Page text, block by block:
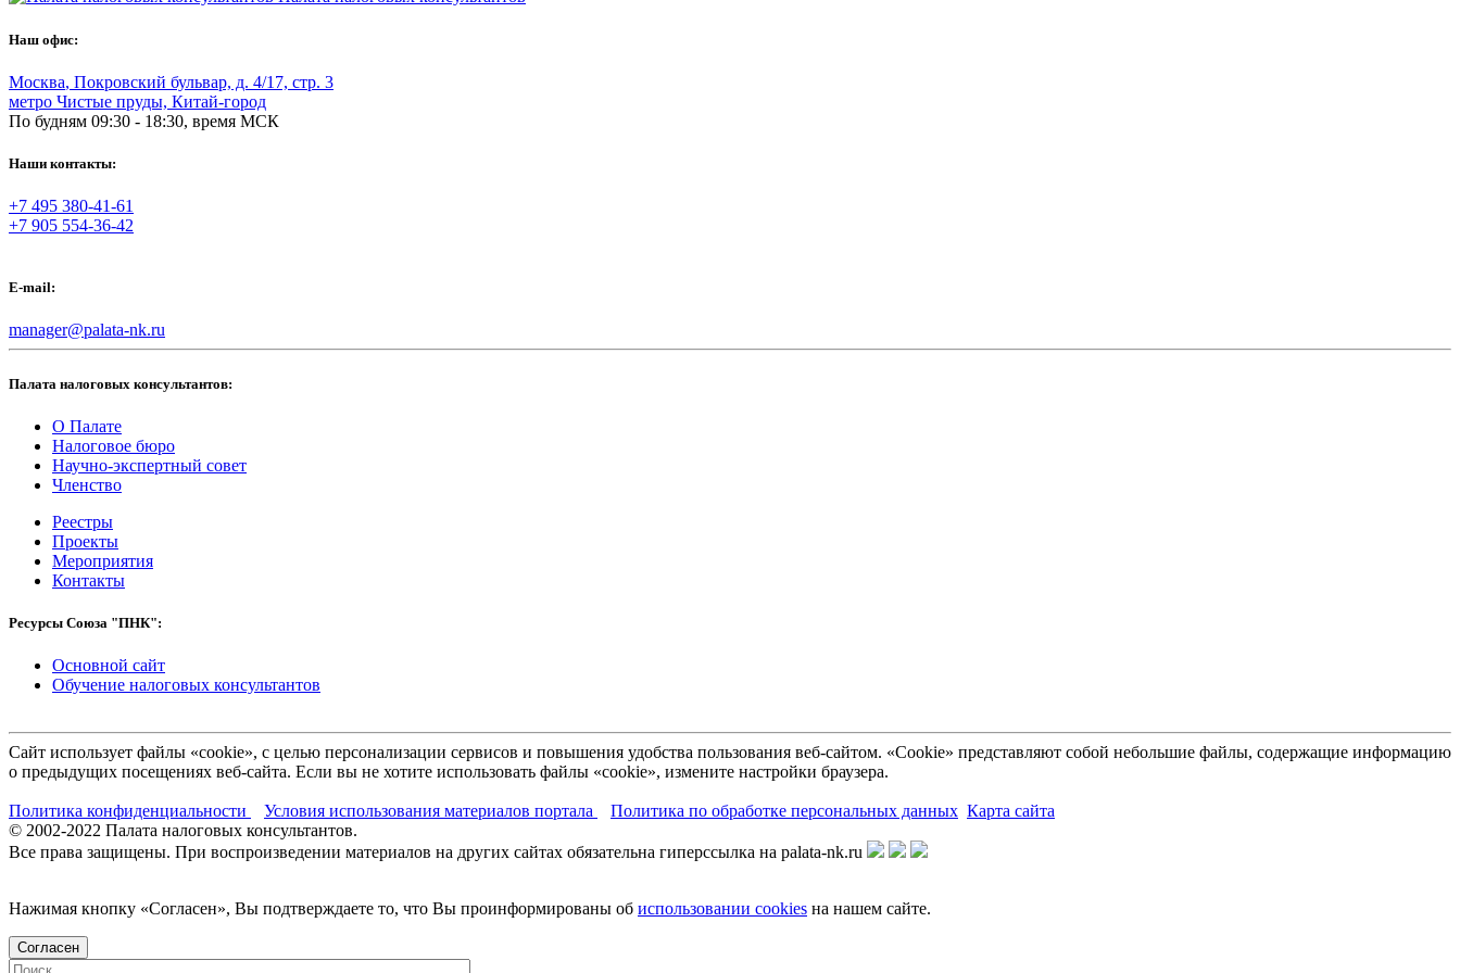
Наш офис:
Москва, Покровский бульвар, д. 4/17, стр. 3
метро Чистые пруды, Китай-город
По будням 09:30 - 18:30, время МСК
Наши контакты:
+7 495 380-41-61
+7 905 554-36-42
E-mail:
manager@palata-nk.ru
Палата налоговых консультантов:
О Палате
Налоговое бюро
Научно-экспертный совет
Членство
Реестры
Проекты
Мероприятия
Контакты
Ресурсы Союза "ПНК":
Основной сайт
Обучение налоговых консультантов
Сайт использует файлы «cookie», с целью персонализации сервисов и повышения удобства пользования веб-сайтом. «Cookie» представляют собой небольшие файлы, содержащие информацию
о предыдущих посещениях веб-сайта. Если вы не хотите использовать файлы «cookie», измените настройки браузера.
Политика конфиденциальности Условия использования материалов портала Политика по обработке персональных данных Карта сайта
© 2002-2022 Палата налоговых консультантов.
Все права защищены. При воспроизведении материалов на других сайтах обязательна гиперссылка на palata-nk.ru
Нажимая кнопку «Согласен», Вы подтверждаете то, что Вы проинформированы об использовании cookies на нашем сайте.
Согласен